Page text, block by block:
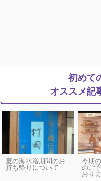
初めて
オススメ記
夏の海水浴期間のお
持ち帰りについて
今期
のご
おり